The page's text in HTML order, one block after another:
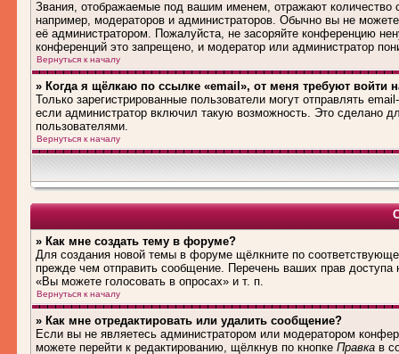
Звания, отображаемые под вашим именем, отражают
например, модераторов и администраторов. Обычно вы не
её администратором. Пожалуйста, не засоряйте конференцию
конференций это запрещено, и модератор или администратор
Вернуться к началу
» Когда я щёлкаю по ссылке «email», от меня требуют войти
Только зарегистрированные пользователи могут отправлять
если администратор включил такую возможность. Это сделано
пользователями.
Вернуться к началу
» Как мне создать тему в форуме?
Для создания новой темы в форуме щёлкните по
прежде чем отправить сообщение. Перечень ваших прав
«Вы можете голосовать в опросах» и т. п.
Вернуться к началу
» Как мне отредактировать или удалить сообщение?
Если вы не являетесь администратором или модератором
можете перейти к редактированию, щёлкнув по кнопке Правка в